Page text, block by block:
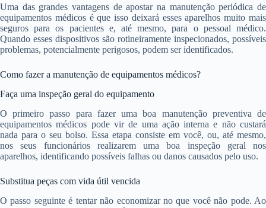
Uma das grandes vantagens de apostar na manutenção periódica de
equipamentos médicos é que isso deixará esses aparelhos muito mais
seguros para os pacientes e, até mesmo, para o pessoal médico.
Quando esses dispositivos são rotineiramente inspecionados, possíveis
problemas, potencialmente perigosos, podem ser identificados.
Como fazer a manutenção de equipamentos médicos?
Faça uma inspeção geral do equipamento
O primeiro passo para fazer uma boa manutenção preventiva de
equipamentos médicos pode vir de uma ação interna e não custará
nada para o seu bolso. Essa etapa consiste em você, ou, até mesmo,
nos seus funcionários realizarem uma boa inspeção geral nos
aparelhos, identificando possíveis falhas ou danos causados pelo uso.
Substitua peças com vida útil vencida
O passo seguinte é tentar não economizar no que você não pode. Ao